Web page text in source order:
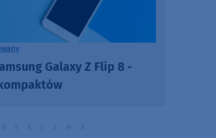
Galaxy Z Flip 8 -